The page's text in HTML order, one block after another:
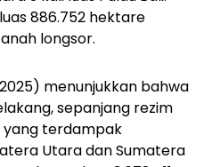
886.752 hektare
longsor.
menunjukkan bahwa
sepanjang rezim
yang terdampak
Utara dan Sumatera